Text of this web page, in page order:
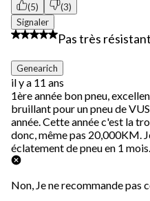
(5)
(3)
Signaler
2 étoile(s) sur 5.
Pas très résistant
Genearich
il y a 11 ans
1ère année bon pneu,
bruillant pour un pneu de
année. Cette année c'est la
donc, même pas 20,000KM.
éclatement de pneu en 1 mois.
Non, Je ne recommande pas